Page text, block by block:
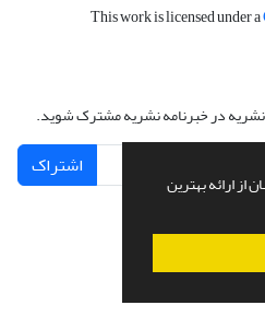
از ارائه بهترین
This work is licensed under a
نشریه در خبرنامه نشریه مشترک شوید.
اشتراک
پیاده سازی ازسیناوب